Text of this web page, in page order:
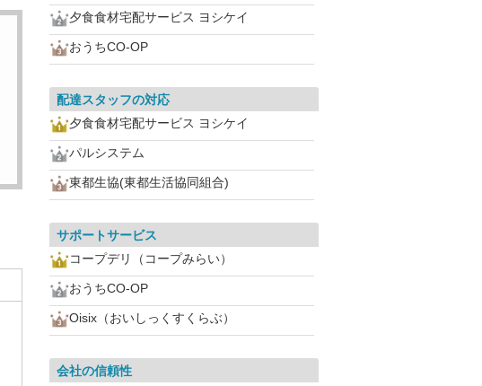
夕食食材宅配サービス ヨシケイ
おうちCO-OP
配達スタッフの対応
夕食食材宅配サービス ヨシケイ
パルシステム
東都生協(東都生活協同組合)
サポートサービス
コープデリ（コープみらい）
おうちCO-OP
Oisix（おいしっくすくらぶ）
会社の信頼性